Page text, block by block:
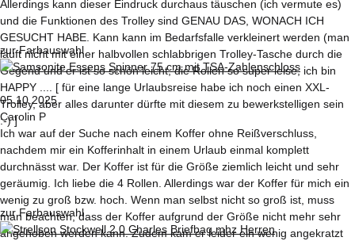
Allerdings kann dieser Eindruck durchaus täuschen (ich vermute es)
und die Funktionen des Trolley sind GENAU DAS, WONACH ICH
GESUCHT HABE. Kann kann im Bedarfsfalle verkleinert werden (man
läuft nicht mit einer halbvollen schlabbrigen Trolley-Tasche durch die
Gegend und er ist so schön leicht, die Rollen so super leise, ich bin
HAPPY .... [ für eine lange Urlaubsreise habe ich noch einen XXL-
Trolley, aber alles darunter dürfte mit diesem zu bewerkstelligen sein
:-) ]
zur Farbauswahl
05.10.2025
Carolin P
Ich war auf der Suche nach einem Koffer ohne Reißverschluss,
nachdem mir ein Kofferinhalt in einem Urlaub einmal komplett
durchnässt war. Der Koffer ist für die Größe ziemlich leicht und sehr
geräumig. Ich liebe die 4 Rollen. Allerdings war der Koffer für mich ein
wenig zu groß bzw. hoch. Wenn man selbst nicht so groß ist, muss
man beachten, dass der Koffer aufgrund der Größe nicht mehr sehr
angehoben werden kann. Zudem kam er leider ein wenig angekratzt
zur Farbauswahl